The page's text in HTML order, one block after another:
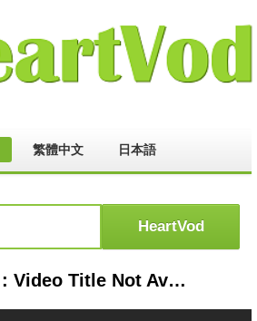
繁體中文 日本語
HeartVod : Video Title Not Available